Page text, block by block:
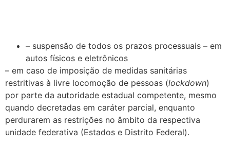
– suspensão de todos os prazos processuais – em
autos físicos e eletrônicos
– em caso de imposição de medidas sanitárias
restritivas à livre locomoção de pessoas (lockdown)
por parte da autoridade estadual competente, mesmo
quando decretadas em caráter parcial, enquanto
perdurarem as restrições no âmbito da respectiva
unidade federativa (Estados e Distrito Federal).